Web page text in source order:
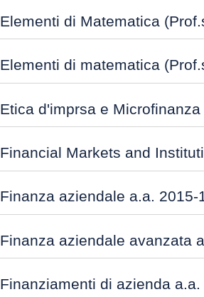
Elementi di Matematica
Elementi di matematica
Etica d'imprsa e
Financial Markets and
Finanza aziendale a.a. 2015-
Finanza aziendale avanzata
Finanziamenti di azienda a.a.